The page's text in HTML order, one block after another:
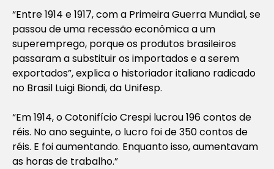
“Entre 1914 e 1917, com a Primeira Guerra Mundial, se
passou de uma recessão econômica a um
superemprego, porque os produtos brasileiros
passaram a substituir os importados e a serem
exportados”, explica o historiador italiano radicado
no Brasil Luigi Biondi, da Unifesp.
“Em 1914, o Cotonifício Crespi lucrou 196 contos de
réis. No ano seguinte, o lucro foi de 350 contos de
réis. E foi aumentando. Enquanto isso, aumentavam
as horas de trabalho.”